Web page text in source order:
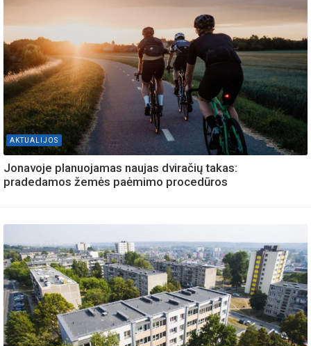
AKTUALIJOS
Jonavoje planuojamas naujas dviračių takas:
pradedamos žemės paėmimo procedūros